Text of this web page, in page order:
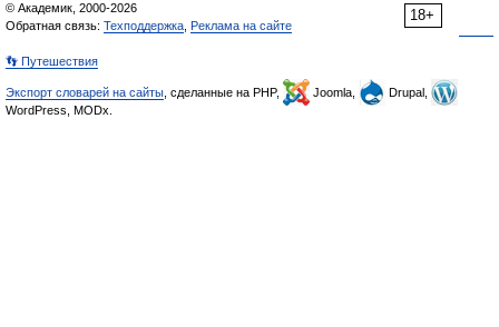
18+
© Академик, 2000-2026
Обратная связь: Техподдержка Реклама на сайте
👣 Путешествия
Экспорт словарей на сайты , сделанные на PHP, Joomla,
Drupal,
WordPress, MODx.